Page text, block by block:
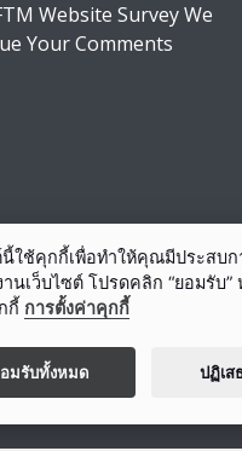
Website Survey We
Your Comments
นี้ใช้คุกกี้เพื่อทำให้คุณมีประสบ
านเว็บไซต์ โปรดคลิก “ยอมรับ
กี้ การตั้งค่าคุกกี้
มรับทั้งหมด ปฏิเส